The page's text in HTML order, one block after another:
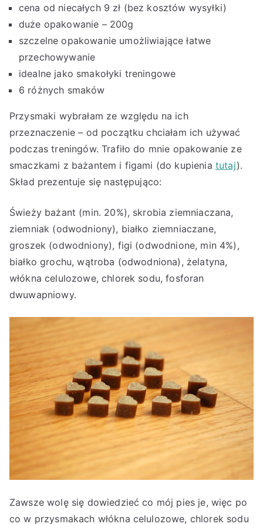
cena od niecałych 9 zł (bez kosztów wysyłki)
duże opakowanie – 200g
szczelne opakowanie umożliwiające łatwe
przechowywanie
idealne jako smakołyki treningowe
6 różnych smaków
Przysmaki wybrałam ze względu na ich
przeznaczenie – od początku chciałam ich używać
podczas treningów. Trafiło do mnie opakowanie ze
smaczkami z bażantem i figami (do kupienia tutaj).
Skład prezentuje się następująco:
Świeży bażant (min. 20%), skrobia ziemniaczana,
ziemniak (odwodniony), białko ziemniaczane,
groszek (odwodniony), figi (odwodnione, min 4%),
białko grochu, wątroba (odwodniona), żelatyna,
włókna celulozowe, chlorek sodu, fosforan
dwuwapniowy.
Zawsze wolę się dowiedzieć co mój pies je, więc po
co w przysmakach włókna celulozowe, chlorek sodu